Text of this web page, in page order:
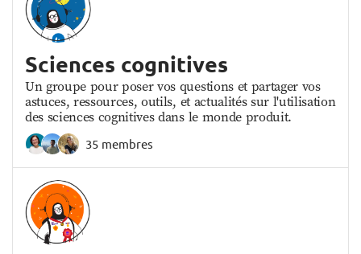
Sciences cognitives
Un groupe pour poser vos questions et partager vos
astuces, ressources, outils, et actualités sur l'utilisation
des sciences cognitives dans le monde produit.
35 membres